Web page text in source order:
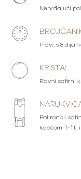
Nehrđajući
Plavi, s 8
KRISTAL
Ravni safirni
Polirana i
kopčom "T-fit"